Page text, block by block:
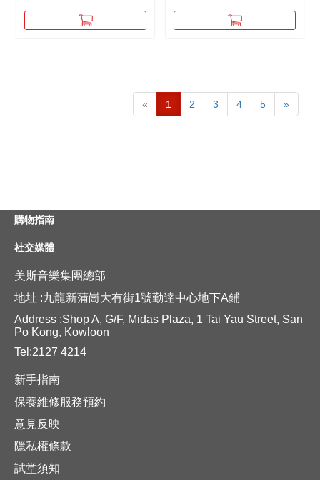
« 1 2 3 4 5 »
購物指南
社交媒體
美斯音樂集團總部
地址 :九龍新蒲崗大有街1號勤達中心地下A鋪
Address :Shop A, G/F, Midas Plaza, 1 Tai Yau Street, San
Po Kong, Kowloon
Tel:2127 4214
新手指南
保養維修服務預約
意見反映
隱私權條款
試堂須知